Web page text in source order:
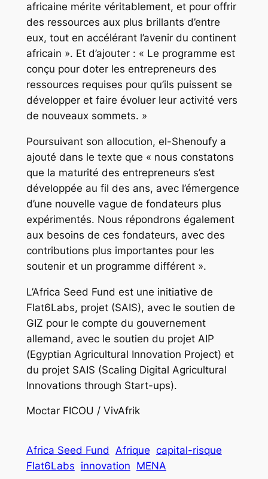
africaine mérite véritablement, et pour offrir
des ressources aux plus brillants d’entre
eux, tout en accélérant l’avenir du continent
africain ». Et d’ajouter : « Le programme est
conçu pour doter les entrepreneurs des
ressources requises pour qu’ils puissent se
développer et faire évoluer leur activité vers
de nouveaux sommets. »
Poursuivant son allocution, el-Shenoufy a
ajouté dans le texte que « nous constatons
que la maturité des entrepreneurs s’est
développée au fil des ans, avec l’émergence
d’une nouvelle vague de fondateurs plus
expérimentés. Nous répondrons également
aux besoins de ces fondateurs, avec des
contributions plus importantes pour les
soutenir et un programme différent ».
L’Africa Seed Fund est une initiative de
Flat6Labs, projet (SAIS), avec le soutien de
GIZ pour le compte du gouvernement
allemand, avec le soutien du projet AIP
(Egyptian Agricultural Innovation Project) et
du projet SAIS (Scaling Digital Agricultural
Innovations through Start-ups).
Moctar FICOU / VivAfrik
Africa Seed Fund Afrique capital-risque
Flat6Labs innovation MENA